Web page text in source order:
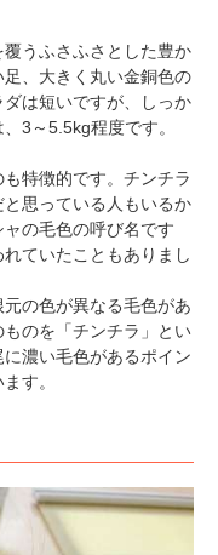
うふさふさとした豊か
、大きく丸い金銅色の
は短いですが、しっか
3～5.5kg程度です。
特徴的です。チンチラ
思っている人もいるか
の毛色の呼び名です
ていたこともありまし
の色が異なる毛色があ
のを「チンチラ」とい
濃い毛色があるポイン
す。